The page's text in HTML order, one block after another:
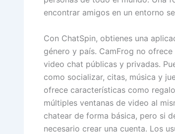
encontrar amigos en un entorno
Con ChatSpin, obtienes una
género y país. CamFrog no
video chat públicas y privadas.
como socializar, citas, música y
ofrece características como
múltiples ventanas de video al
chatear de forma básica, pero si
necesario crear una cuenta. Los